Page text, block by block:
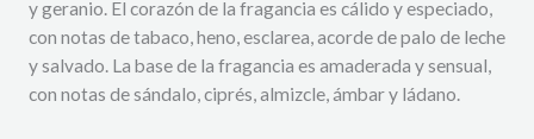
y geranio. El corazón de la fragancia es cálido y especiado,
con notas de tabaco, heno, esclarea, acorde de palo de leche
y salvado. La base de la fragancia es amaderada y sensual,
con notas de sándalo, ciprés, almizcle, ámbar y ládano.